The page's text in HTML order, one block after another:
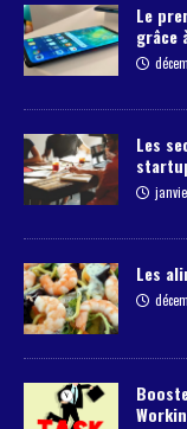
Le
grâce
Les
Les